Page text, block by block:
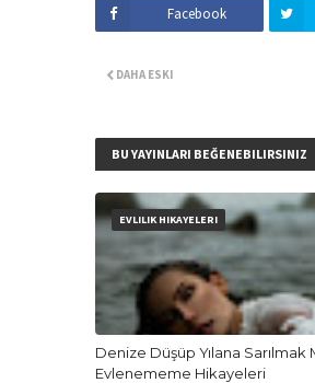
Facebook
DAHA ESKI
BU YAYINLARI BEĞENEBILIRSINIZ
EVLILIK HIKAYELERI
Denize Düşüp Yılana Sarılmak
Evlenememe Hikayeleri